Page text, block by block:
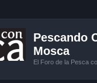
Pescando
Mosca
El Foro de la Pesca